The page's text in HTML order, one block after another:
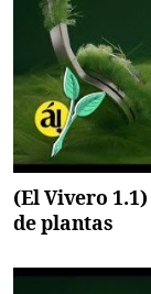
(El Vivero 1.1)
de plantas